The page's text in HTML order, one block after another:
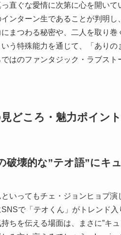
直ぐな愛情に次第に心を開いて
ンターン生であることが判明
まつわる秘密や、二人を取り
う特殊能力を通じて、「あり
はのファンタジック・ラブスト
どころ・魅力ポイント
破壊的な”テオ語”にキ
いってもチェ・ジョンヒョプ
で「テオくん」がトレンド
ちを伝える場面は、まさに”キ